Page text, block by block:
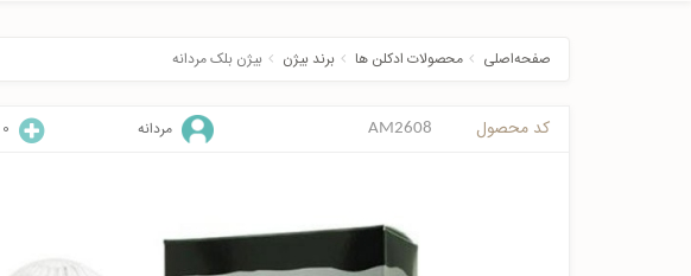
صفحه‌اصلی محصولات ادکلن ها برند بیژن بیژن بلک مردانه
کد محصول AM2608 مردانه 0